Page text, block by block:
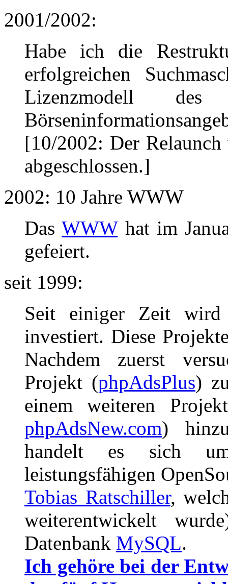
2001/2002:
Habe ich die
erfolgreichen
Lizenzmodell
[10/2002: Der
abgeschlossen.]
2002: 10 Jahre WWW
DasWWWhat im
gefeiert.
seit 1999:
Seit einiger Zeit
investiert. Diese
Nachdem zuerst
Projekt (phpAdsPlus)
einem weiteren
phpAdsNew.com)
handelt es sich
leistungsfähigen
Tobias Ratschiller,
weiterentwickelt
Datenbank MySQL.
Ich gehöre bei der